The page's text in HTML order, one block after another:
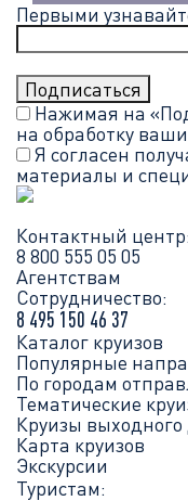
Первыми
Нажимая на
на обработку
Я согласен
материалы и
Контактный центр:
8 800 555 05 05
Агентствам
Сотрудничество:
8 495 150 46 37
Каталог круизов
Популярные
По городам
Тематические
Круизы выходного
Карта круизов
Экскурсии
Туристам: